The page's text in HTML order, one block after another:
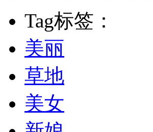
Tag标签：
美丽
草地
美女